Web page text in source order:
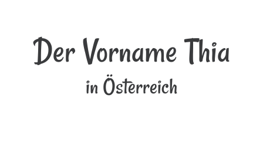
Der Vorname Thia
in Österreich